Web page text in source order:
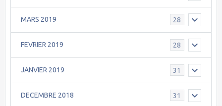
MARS 2019 28
FEVRIER 2019 28
JANVIER 2019 31
DECEMBRE 2018 31